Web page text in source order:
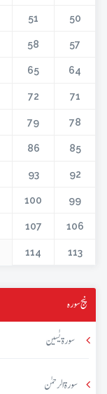
50
51
57
58
64
65
71
72
78
79
85
86
92
93
99
100
106
107
113
114
پنج سورہ
سورۃ یٰسین
سورۃ الرحمٰن